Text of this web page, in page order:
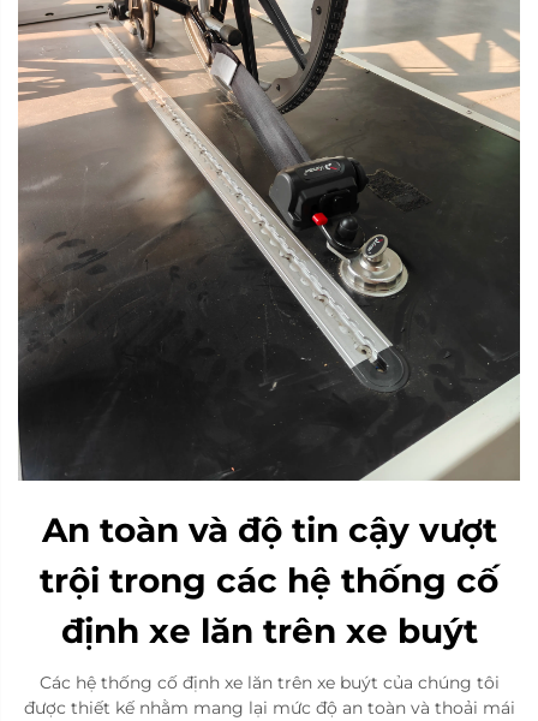
An toàn và độ tin cậy vượt
trội trong các hệ thống cố
định xe lăn trên xe buýt
Các hệ thống cố định xe lăn trên xe buýt của chúng tôi
được thiết kế nhằm mang lại mức độ an toàn và thoải mái